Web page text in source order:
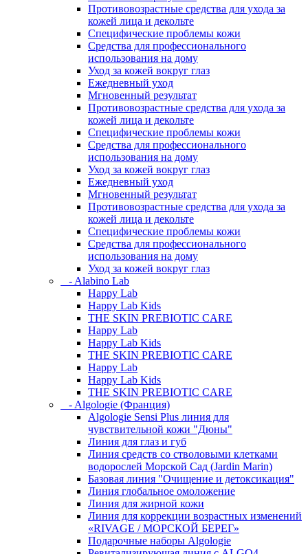
Противовозрастные средства для ухода за
кожей лица и декольте
Специфические проблемы кожи
Средства для профессионального
использования на дому
Уход за кожей вокруг глаз
Ежедневный уход
Мгновенный результат
Противовозрастные средства для ухода за
кожей лица и декольте
Специфические проблемы кожи
Средства для профессионального
использования на дому
Уход за кожей вокруг глаз
Ежедневный уход
Мгновенный результат
Противовозрастные средства для ухода за
кожей лица и декольте
Специфические проблемы кожи
Средства для профессионального
использования на дому
Уход за кожей вокруг глаз
- Alabino Lab
Happy Lab
Happy Lab Kids
THE SKIN PREBIOTIC CARE
Happy Lab
Happy Lab Kids
THE SKIN PREBIOTIC CARE
Happy Lab
Happy Lab Kids
THE SKIN PREBIOTIC CARE
- Algologie (Франция)
Algologie Sensi Plus линия для
чувcтвительной кожи "Дюны"
Линия для глаз и губ
Линия средств со стволовыми клетками
водорослей Морской Сад (Jardin Marin)
Базовая линия "Очищение и детоксикация"
Линия глобальное омоложение
Линия для жирной кожи
Линия для коррекции возрастных изменений
«RIVAGE / МОРСКОЙ БЕРЕГ»
Подарочные наборы Algologie